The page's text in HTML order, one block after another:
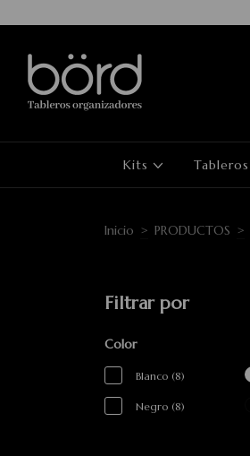
Kits Tableros
Inicio > PRODUCTOS >
Filtrar por
Color
Blanco (8)
Negro (8)